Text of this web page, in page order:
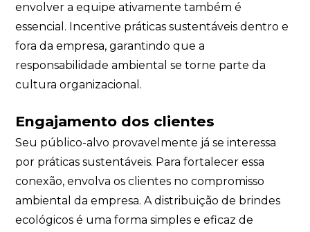
envolver a equipe ativamente também é
essencial. Incentive práticas sustentáveis dentro e
fora da empresa, garantindo que a
responsabilidade ambiental se torne parte da
cultura organizacional.
Engajamento dos clientes
Seu público-alvo provavelmente já se interessa
por práticas sustentáveis. Para fortalecer essa
conexão, envolva os clientes no compromisso
ambiental da empresa. A distribuição de brindes
ecológicos é uma forma simples e eficaz de